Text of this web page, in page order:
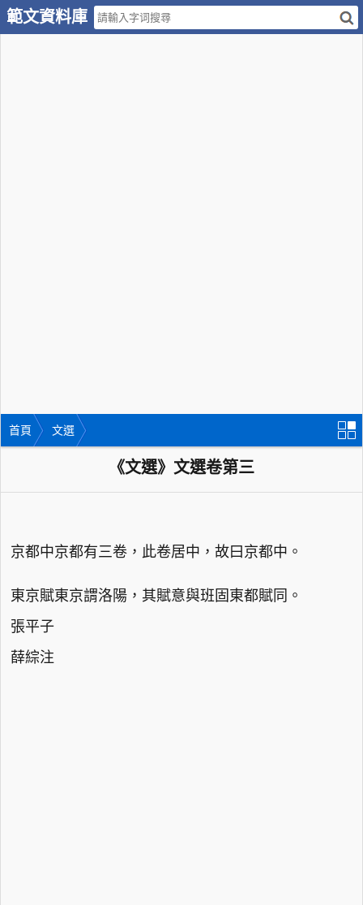
範文資料庫
首頁 文選
《文選》文選卷第三
京都中京都有三卷，此卷居中，故曰京都中。
東京賦東京謂洛陽，其賦意與班固東都賦同。
張平子
薛綜注